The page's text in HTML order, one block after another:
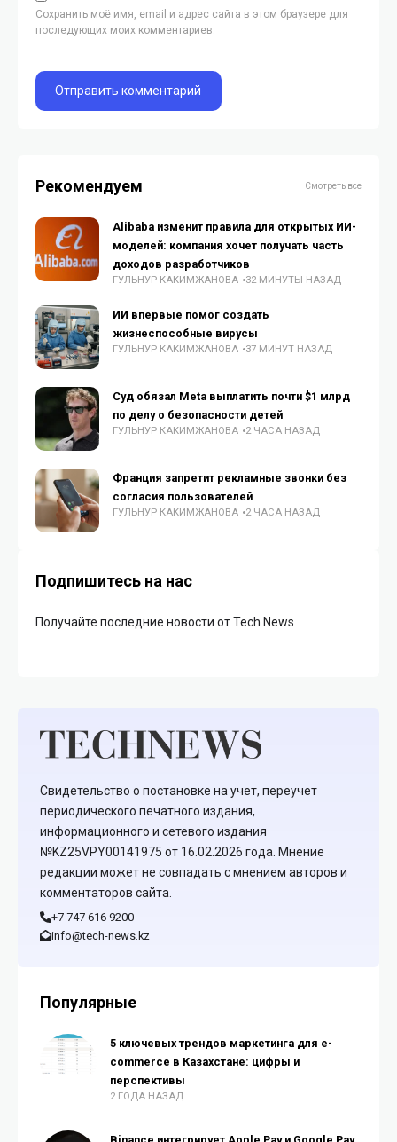
Сохранить моё имя, email и адрес сайта в этом браузере для
последующих моих комментариев.
Рекомендуем Смотреть все
Alibaba изменит правила для открытых ИИ-
моделей: компания хочет получать часть
доходов разработчиков
ГУЛЬНУР КАКИМЖАНОВА 32 МИНУТЫ НАЗАД
ИИ впервые помог создать
жизнеспособные вирусы
ГУЛЬНУР КАКИМЖАНОВА 37 МИНУТ НАЗАД
Суд обязал Meta выплатить почти $1 млрд
по делу о безопасности детей
ГУЛЬНУР КАКИМЖАНОВА 2 ЧАСА НАЗАД
Франция запретит рекламные звонки без
согласия пользователей
ГУЛЬНУР КАКИМЖАНОВА 2 ЧАСА НАЗАД
Подпишитесь на нас
Получайте последние новости от Tech News
Свидетельство о постановке на учет, переучет
периодического печатного издания,
информационного и сетевого издания
№KZ25VPY00141975 от 16.02.2026 года. Мнение
редакции может не совпадать с мнением авторов и
комментаторов сайта.
+7 747 616 9200
info@tech-news.kz
Популярные
5 ключевых трендов маркетинга для e-
commerce в Казахстане: цифры и
перспективы
2 ГОДА НАЗАД